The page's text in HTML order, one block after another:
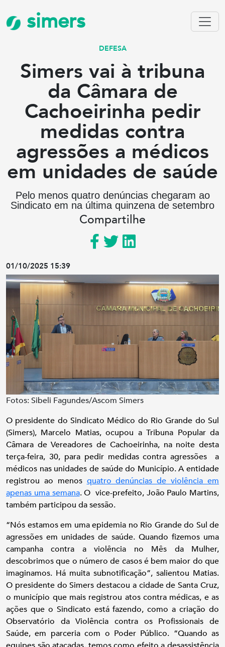
simers
DEFESA
Simers vai à tribuna
da Câmara de
Cachoeirinha pedir
medidas contra
agressões a médicos
em unidades de saúde
Pelo menos quatro denúncias chegaram ao
Sindicato em na última quinzena de setembro
Compartilhe
01/10/2025 15:39
Fotos: Sibeli Fagundes/Ascom Simers
O presidente do Sindicato Médico do Rio Grande do Sul
(Simers), Marcelo Matias, ocupou a Tribuna Popular da
Câmara de Vereadores de Cachoeirinha, na noite desta
terça-feira, 30, para pedir medidas contra agressões a
médicos nas unidades de saúde do Município. A entidade
registrou ao menos quatro denúncias de violência em
apenas uma semana. O vice-prefeito, João Paulo Martins,
também participou da sessão.
“Nós estamos em uma epidemia no Rio Grande do Sul de
agressões em unidades de saúde. Quando fizemos uma
campanha contra a violência no Mês da Mulher,
descobrimos que o número de casos é bem maior do que
imaginamos. Há muita subnotificação”, salientou Matias.
O presidente do Simers destacou a cidade de Santa Cruz,
o município que mais registrou atos contra médicas, e as
ações que o Sindicato está fazendo, como a criação do
Observatório da Violência contra os Profissionais de
Saúde, em parceria com o Poder Público. “Quando as